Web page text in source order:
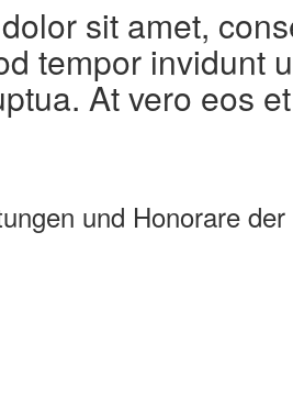
sit amet,
tempor invidunt
At vero eos
und Honorare